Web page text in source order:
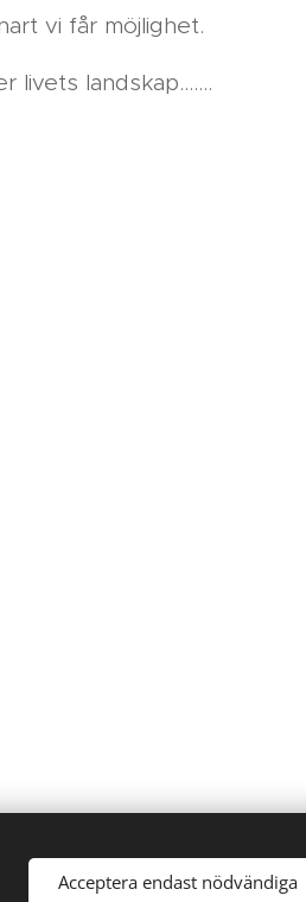
vi får möjlighet.
landskap.......
Acceptera endast nödvändiga